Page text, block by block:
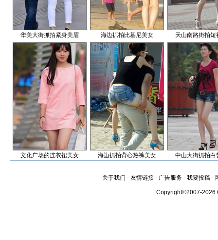
华美大街抓拍紧身美眉 海边抓拍比基尼美女 天山南路街拍短
文化广场的连衣裙美女 海边抓拍背心热裤美女 中山大街抓拍白
关于我们 - 友情链接 - 广告服务 - 我要投稿 -
Copyright©2007-2026